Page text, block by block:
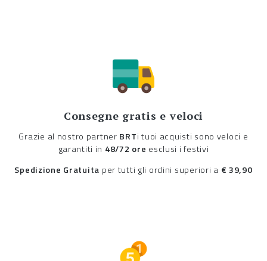
Consegne gratis e veloci
Grazie al nostro partner BRTi tuoi acquisti sono veloci e
garantiti in 48/72 ore esclusi i festivi
Spedizione Gratuita per tutti gli ordini superiori a € 39,90